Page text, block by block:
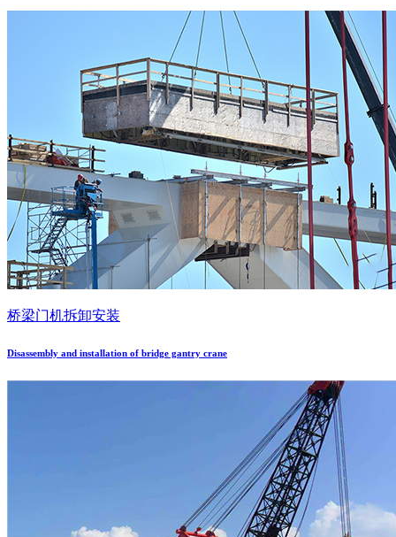
桥梁门机拆卸安装
Disassembly and installation of bridge gantry crane